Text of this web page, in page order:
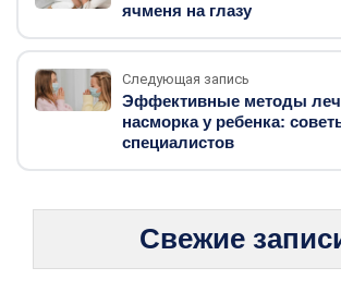
ячменя на глазу
Следующая запись
Эффективные методы
насморка у ребенка:
специалистов
Свежие